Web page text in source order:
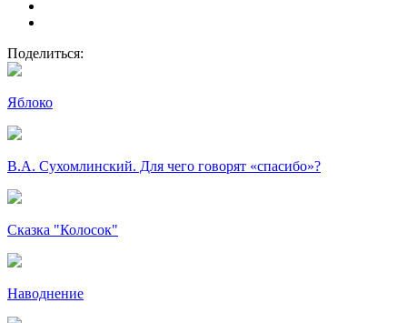
Поделиться:
Яблоко
В.А. Сухомлинский. Для чего говорят «спасибо»?
Сказка "Колосок"
Наводнение